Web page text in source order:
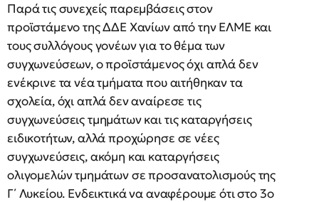
Παρά τις συνεχείς παρεμβάσεις στον
προϊστάμενο της ΔΔΕ Χανίων από την ΕΛΜΕ και
τους συλλόγους γονέων για το θέμα των
συγχωνεύσεων, ο προϊστάμενος όχι απλά δεν
ενέκρινε τα νέα τμήματα που αιτήθηκαν τα
σχολεία, όχι απλά δεν αναίρεσε τις
συγχωνεύσεις τμημάτων και τις καταργήσεις
ειδικοτήτων, αλλά προχώρησε σε νέες
συγχωνεύσεις, ακόμη και καταργήσεις
ολιγομελών τμημάτων σε προσανατολισμούς της
Γ΄ Λυκείου. Ενδεικτικά να αναφέρουμε ότι στο 3ο